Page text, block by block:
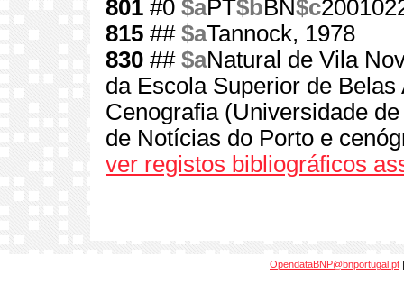
801 #0 $aPT$bBN$c
815 ## $aTannock, 1978
830 ## $aNatural de Vila
da Escola Superior de
Cenografia (Universidade
de Notícias do Porto e
ver registos bibliográficos
OpendataBNP@bnportugal.pt